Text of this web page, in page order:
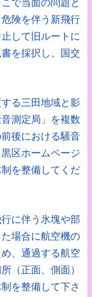
で当面の問題と
険を伴う新飛行
して旧ルートに
を採択し、国交
る三田地域と影
測定局」を複数
後における騒音
区ホームページ
を整備してくだ
に伴う氷塊や部
場合に航空機の
、通過する航空
（正面、側面）
を整備して下さ